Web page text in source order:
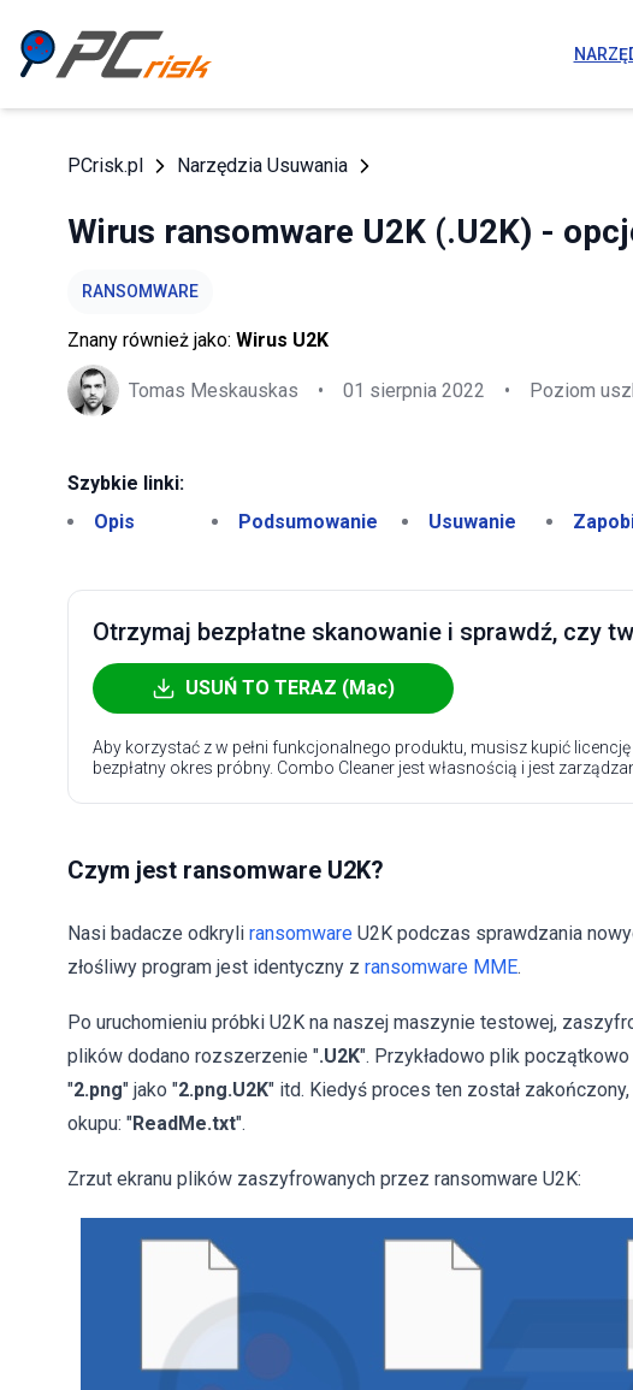
PCrisk.pl Narzędzia Usuwania
Wirus ransomware U2K (.U2K) -
RANSOMWARE
Znany również jako: Wirus U2K
Tomas Meskauskas • 01 sierpnia 2022 • Poziom
Szybkie linki:
Opis
Podsumowanie Usuwanie
Otrzymaj bezpłatne skanowanie i sprawdź, czy
USUŃ TO TERAZ (Mac)
Aby korzystać z w pełni funkcjonalnego produktu, musisz kupić
bezpłatny okres próbny. Combo Cleaner jest własnością i jest
Czym jest ransomware U2K?
Nasi badacze odkryli ransomware U2K podczas sprawdzania
złośliwy program jest identyczny z ransomware MME.
Po uruchomieniu próbki U2K na naszej maszynie testowej,
plików dodano rozszerzenie ".U2K". Przykładowo plik początkowo
"2.png" jako "2.png.U2K" itd. Kiedyś proces ten został
okupu: "ReadMe.txt".
Zrzut ekranu plików zaszyfrowanych przez ransomware U2K: